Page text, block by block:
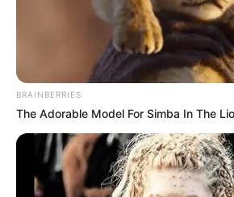
คนไทยมักถือเคล็ดการตัดผมมาตั้งแต่อดีต ว่
หากเลือกตัดวันที่เป็นมงคล ก็จะช่วยเสริมเส
ใน 1 สัปดาห์ จะมีทั้งวันดีและวันไม่ดี ถือเป็นค
หลายคนมักจะยึดถือเพื่อความสบายใจ แต่อ
สุดควรทำตามหลักโหราศาสตร์ถึงจะถูกต้อง
ดีๆเกี่ยวกับวันตัดผมที่ดี จาก อ.สวัสดิ์มาฝาก ไ
ตัดผมวันไหนดี?
BRAINBERRIES
The Adorable Model For Simba In The